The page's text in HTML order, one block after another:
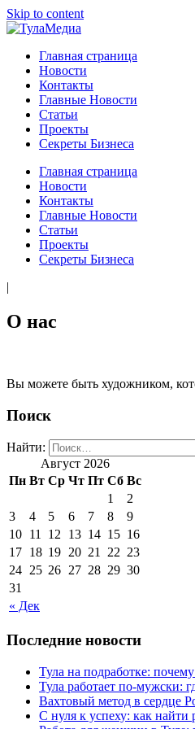
Skip to content
ТулаМедиа
Новости Тулы
Главная страница
Новости
Контакты
Главные Новости
Статьи
Проекты
Секреты Бизнеса
Главная страница
Новости
Контакты
Главные Новости
Статьи
Проекты
Секреты Бизнеса
|
О нас
Вы можете быть художником,
Поиск
Найти:
Август 2026
Пн Вт Ср Чт Пт Сб Вс
« Дек
1
2
3
4 5 6 7 8
9
10 11 12 13 14 15 16
17 18 19 20 21 22 23
24 25 26 27 28 29 30
31
Последние новости
Тула на подработке:
Тула работает по-мужски:
Вахтовый метод в сердце
С нуля к успеху: как найти